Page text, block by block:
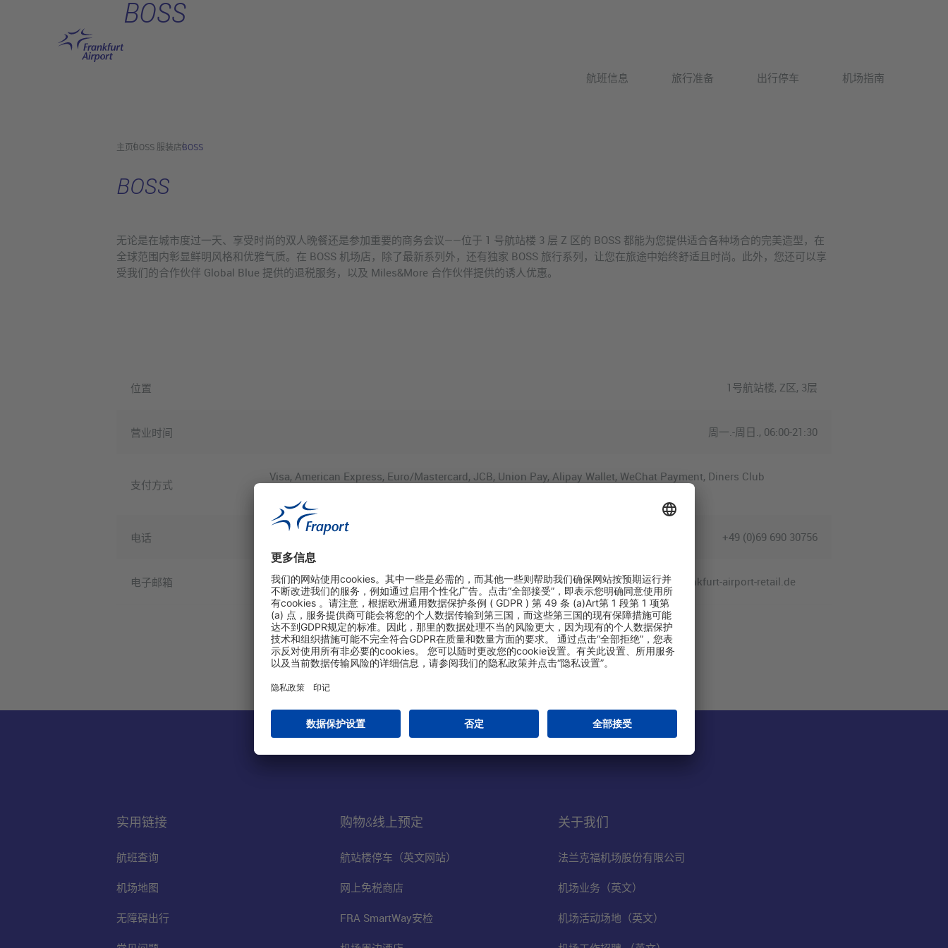
航班信息 旅行准备 出行停车 机场指南
BOSS
主页BOSS 服装店BOSS
BOSS
无论是在城市度过一天、享受时尚的双人晚餐还是参加重要的商务会议——位于 1 号航站楼 3 层 Z 区的 BOSS 都能为您提供适合各种场合的完美造型，在
全球范围内彰显鲜明风格和优雅气质。在 BOSS 机场店，除了最新系列外，还有独家 BOSS 旅行系列，让您在旅途中始终舒适且时尚。此外，您还可以享
受我们的合作伙伴 Global Blue 提供的退税服务，以及 Miles&More 合作伙伴提供的诱人优惠。
位置 1号航站楼, Z区, 3层
营业时间 周一.-周日., 06:00-21:30
支付方式
Visa, American Express, Euro/Mastercard, JCB, Union Pay, Alipay Wallet, WeChat Payment, Diners Club
电话 +49 (0)69 690 30756
电子邮箱 fra.z-boss@frankfurt-airport-retail.de
实用链接
航班查询
机场地图
无障碍出行
购物&线上预定
航站楼停车（英文网站）
网上免税商店
FRA SmartWay安检
关于我们
法兰克福机场股份有限公司
机场业务（英文）
机场活动场地（英文）